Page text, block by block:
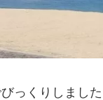
っくりしました